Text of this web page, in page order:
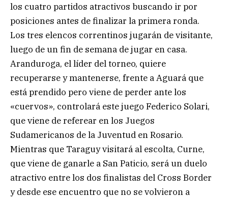
los cuatro partidos atractivos buscando ir por
posiciones antes de finalizar la primera ronda.
Los tres elencos correntinos jugarán de visitante,
luego de un fin de semana de jugar en casa.
Aranduroga, el líder del torneo, quiere
recuperarse y mantenerse, frente a Aguará que
está prendido pero viene de perder ante los
«cuervos», controlará este juego Federico Solari,
que viene de referear en los Juegos
Sudamericanos de la Juventud en Rosario.
Mientras que Taraguy visitará al escolta, Curne,
que viene de ganarle a San Paticio, será un duelo
atractivo entre los dos finalistas del Cross Border
y desde ese encuentro que no se volvieron a